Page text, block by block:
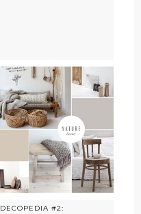
DECOPEDIA #2: